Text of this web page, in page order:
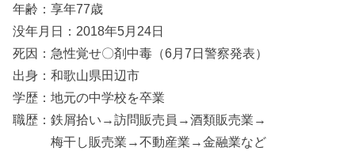
年齢：享年77歳
没年月日：2018年5月24日
死因：急性覚せ〇剤中毒（6月7日警察発表）
出身：和歌山県田辺市
学歴：地元の中学校を卒業
職歴：鉄屑拾い→訪問販売員→酒類販売業→
梅干し販売業→不動産業→金融業など